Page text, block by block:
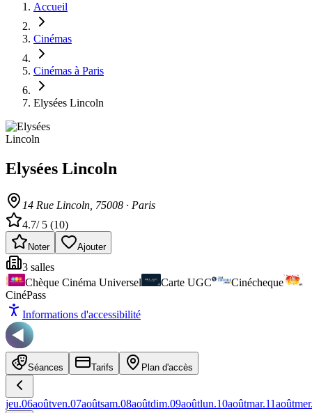
Accueil
Cinémas
Cinémas à Paris
Elysées Lincoln
Elysées Lincoln
14 Rue Lincoln , 75008 · Paris
4.7/ 5 (10)
Noter Ajouter
3 salles
Chèque Cinéma Universel
Carte UGC
Cinécheque
CinéPass
Informations d'accessibilité
Séances Tarifs Plan d'accès
jeu.06aoûtven.07aoûtsam.08aoûtdim.09aoûtlun.10aoûtmar.11août